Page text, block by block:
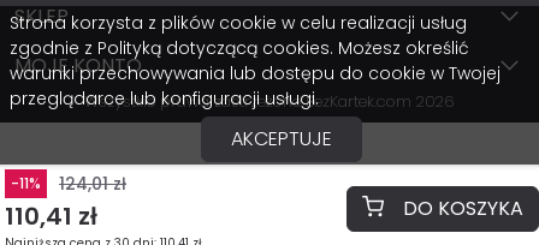
-11% 124,01 zł
110,41 zł DO KOSZYKA
SKLEP
MOJE KONTO
Wszystkie prawa zastrzeżone BezKartek.com 2026
Strona korzysta z plików cookie w celu realizacji usług
zgodnie z Polityką dotyczącą cookies. Możesz określić
warunki przechowywania lub dostępu do cookie w Twojej
przeglądarce lub konfiguracji usługi.
AKCEPTUJE